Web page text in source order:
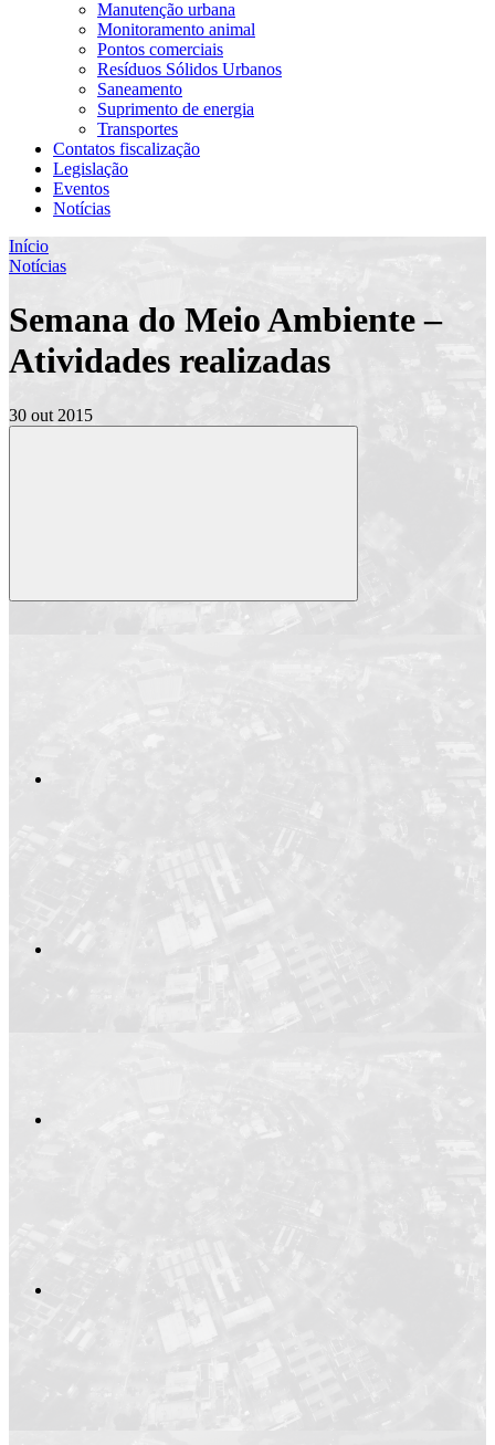
Manutenção urbana
Monitoramento animal
Pontos comerciais
Resíduos Sólidos Urbanos
Saneamento
Suprimento de energia
Transportes
Contatos fiscalização
Legislação
Eventos
Notícias
Início
Notícias
Semana do Meio Ambiente –
Atividades realizadas
30 out 2015
Compartilhar